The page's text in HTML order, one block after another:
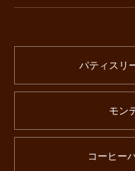
パティスリ
モン
コーヒー